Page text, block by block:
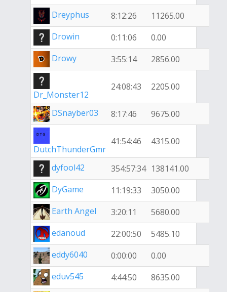
Dreyphus
8:12:26
11265.00
Drowin
0:11:06
0.00
Drowy
3:55:14 2856.00
Dr_Monster12
24:08:43 2205.00
DSnayber03 8:17:46 9675.00
DutchThunderGmr
41:54:46 4315.00
dyfool42 354:57:34 138141.00
DyGame
11:19:33
3050.00
Earth Angel
3:20:11
5680.00
edanoud
22:00:50
5485.10
eddy6040
0:00:00
0.00
eduv545
4:44:50
8635.00